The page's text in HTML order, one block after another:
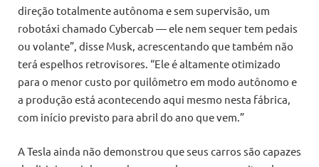
direção totalmente autônoma e sem supervisão, um
robotáxi chamado Cybercab — ele nem sequer tem pedais
ou volante”, disse Musk, acrescentando que também não
terá espelhos retrovisores. “Ele é altamente otimizado
para o menor custo por quilômetro em modo autônomo e
a produção está acontecendo aqui mesmo nesta fábrica,
com início previsto para abril do ano que vem.”
A Tesla ainda não demonstrou que seus carros são capazes